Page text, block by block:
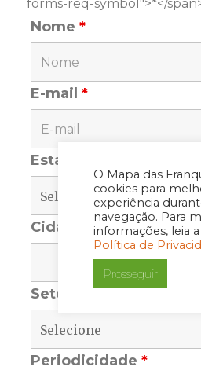
O Mapa das
cookies para
experiência
navegação. Para
informações, leia a
Política de
Prosseguir
forms-req-symbol">*</
Nome*
E-mail*
Estado
Cidade *
Setor
Periodicidade*